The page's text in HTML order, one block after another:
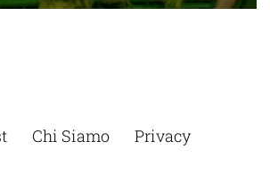
Chi Siamo
Privacy